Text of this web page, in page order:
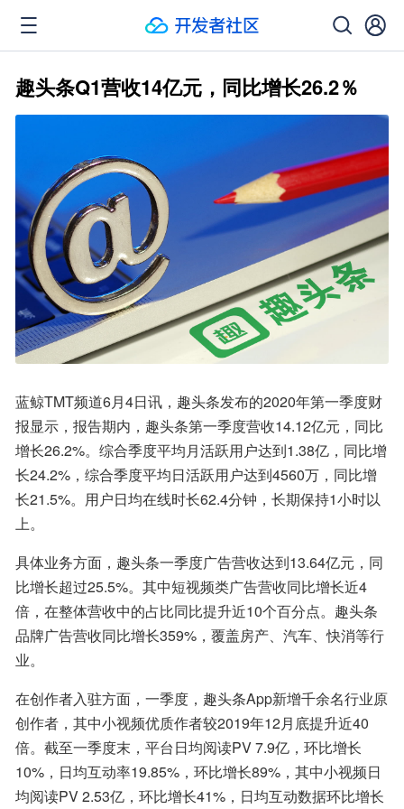
趣头条Q1营收14亿元，同比增长26.2％
蓝鲸TMT频道6月4日讯，趣头条发布的2020年第一季度财
报显示，报告期内，趣头条第一季度营收14.12亿元，同比
增长26.2%。综合季度平均月活跃用户达到1.38亿，同比增
长24.2%，综合季度平均日活跃用户达到4560万，同比增
长21.5%。用户日均在线时长62.4分钟，长期保持1小时以
上。
具体业务方面，趣头条一季度广告营收达到13.64亿元，同
比增长超过25.5%。其中短视频类广告营收同比增长近4
倍，在整体营收中的占比同比提升近10个百分点。趣头条
品牌广告营收同比增长359%，覆盖房产、汽车、快消等行
业。
在创作者入驻方面，一季度，趣头条App新增千余名行业原
创作者，其中小视频优质作者较2019年12月底提升近40
倍。截至一季度末，平台日均阅读PV 7.9亿，环比增长
10%，日均互动率19.85%，环比增长89%，其中小视频日
均阅读PV 2.53亿，环比增长41%，日均互动数据环比增长